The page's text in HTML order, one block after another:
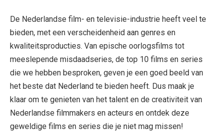
De Nederlandse film- en televisie-industrie heeft veel te
bieden, met een verscheidenheid aan genres en
kwaliteitsproducties. Van epische oorlogsfilms tot
meeslepende misdaadseries, de top 10 films en series
die we hebben besproken, geven je een goed beeld van
het beste dat Nederland te bieden heeft. Dus maak je
klaar om te genieten van het talent en de creativiteit van
Nederlandse filmmakers en acteurs en ontdek deze
geweldige films en series die je niet mag missen!